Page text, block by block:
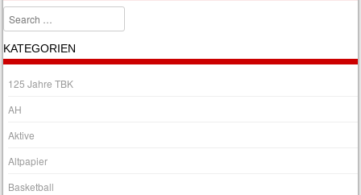
Search
KATEGORIEN
125 Jahre TBK
AH
Aktive
Altpapier
Basketball